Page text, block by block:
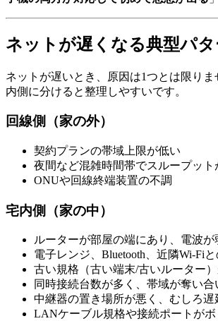
ネットが遅くなる典型パタ
ネットが遅いとき、原因は1つとは限り
内側に分けると整理しやすいです。
回線側（家の外）
契約プランの帯域上限が低い
夜間など混雑時間帯でスループット
ONUや回線終端装置の不調
宅内側（家の中）
ルーターが部屋の端にあり、電波が
電子レンジ、Bluetooth、近隣Wi-Fi
古い規格（古い端末/古いルーター
同時接続台数が多く、帯域が奪い合
中継器の置き場所が悪く、むしろ遅
LANケーブル規格や接続ポートが